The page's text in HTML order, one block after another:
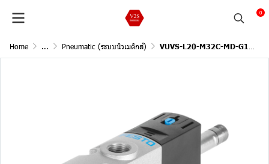
0
Home ... Pneumatic (ระบบนิวเมติกส์) VUVS-L20-M32C-MD-G18-F7 Festo" (575260)